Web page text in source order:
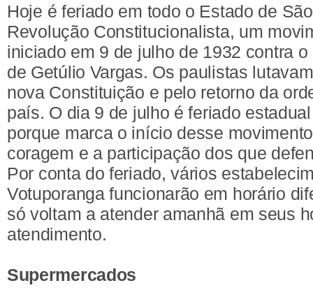
Hoje é feriado em todo o Estado de
Revolução Constitucionalista, um
iniciado em 9 de julho de 1932 contra
de Getúlio Vargas. Os paulistas
nova Constituição e pelo retorno da
país. O dia 9 de julho é feriado
porque marca o início desse
coragem e a participação dos que
Por conta do feriado, vários
Votuporanga funcionarão em horário
só voltam a atender amanhã em seus
atendimento.
Supermercados